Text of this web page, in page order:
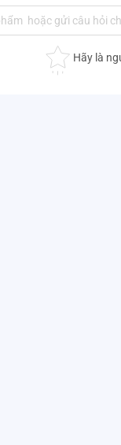
vi sóng.
chà rửa sản phẩm.
Hãy là